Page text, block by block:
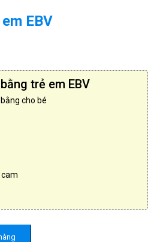
EBV
trẻ em EBV
cho bé
cam